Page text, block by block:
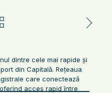
dintre cele mai rapide și
din Capitală. Rețeaua
care conectează
acces rapid între